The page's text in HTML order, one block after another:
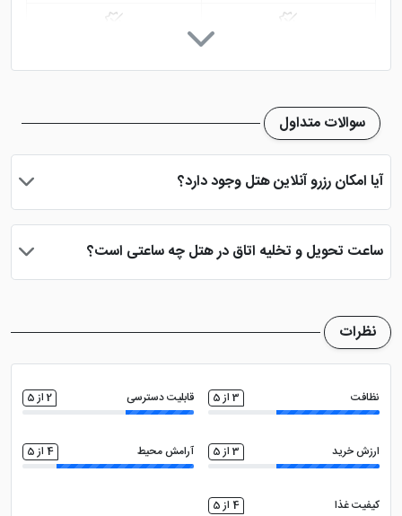
خدمات خشک شویی (لاندری) فروشگاه
سالن بدنسازی مینی بار
سوالات متداول
آیا امکان رزرو آنلاین هتل وجود دارد؟
بله، با انتخاب تاریخ ورود و خروج، نوع اتاق و تعداد نفرات می توانید
دریافت نمایید.
ساعت تحویل و تخلیه اتاق در هتل چه ساعتی است؟
ساعت تحویل اتاق ساعت 2 بعد از ظهر و ساعت تخلیه اتاق 12 ظهر
نظرات
نظافت 3 از 5 قابلیت دسترسی 2 از 5
ارزش خرید 3 از 5 آرامش محیط 4 از 5
کیفیت غذا 4 از 5